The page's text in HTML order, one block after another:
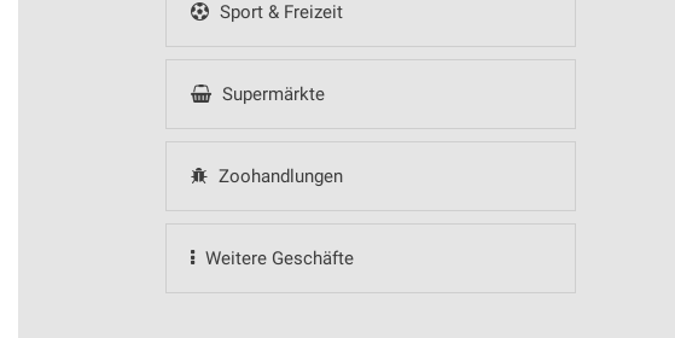
Sport & Freizeit
Supermärkte
Zoohandlungen
Weitere Geschäfte